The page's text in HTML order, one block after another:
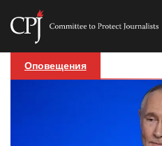
Skip
Committee
Protect
Journalists
Оповещения